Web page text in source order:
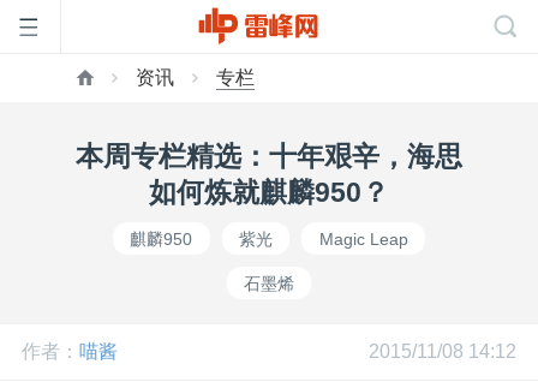
资讯 专栏
本周专栏精选：十年艰辛，海思
如何炼就麒麟950？
麒麟950 紫光 Magic Leap
石墨烯
作者： 喵酱 2015/11/08 14:12